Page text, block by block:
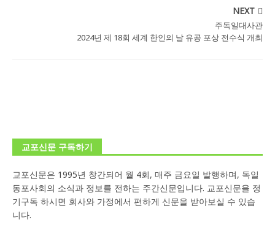
NEXT
주독일대사관
2024년 제 18회 세계 한인의 날 유공 포상 전수식 개최
교포신문 구독하기
교포신문은 1995년 창간되어 월 4회, 매주 금요일 발행하며, 독일
동포사회의 소식과 정보를 전하는 주간신문입니다. 교포신문을 정
기구독 하시면 회사와 가정에서 편하게 신문을 받아보실 수 있습
니다.